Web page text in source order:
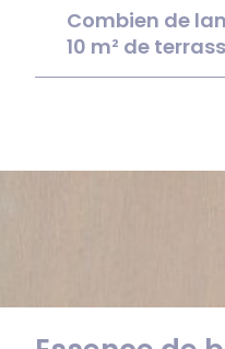
Combien de
10 m² de